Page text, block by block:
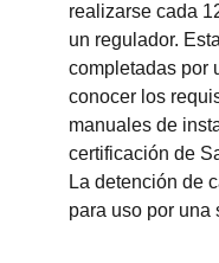
realizarse cada
un regulador.
completadas por
conocer los
manuales de
certificación de
La detención de
para uso por una